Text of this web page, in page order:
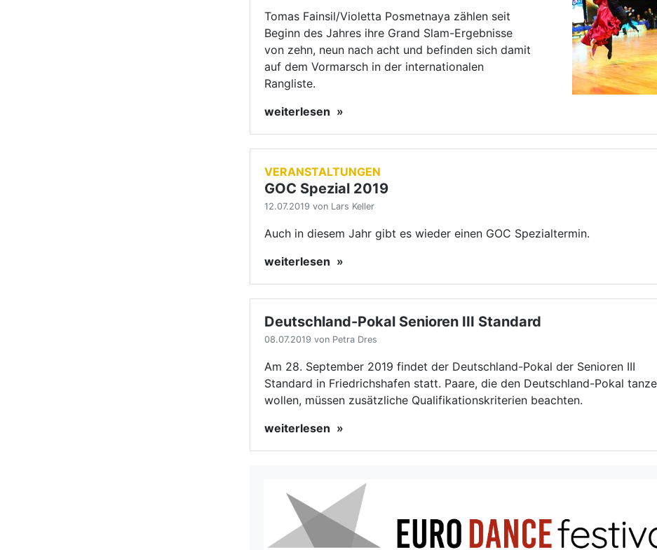
Auch in diesem Jahr gibt es wieder einen GOC Spezialtermin.
weiterlesen
Deutschland-Pokal Senioren III Standard
08.07.2019 von Petra Dres
Standard in Friedrichshafen statt. Paare, die den Deutschland-Pokal tanzen
wollen, müssen zusätzliche Qualifikationskriterien beachten.
TBW News
Keine Nachrichten verfügbar.
News Verband Tanzen
Ausbildung Termine Infos